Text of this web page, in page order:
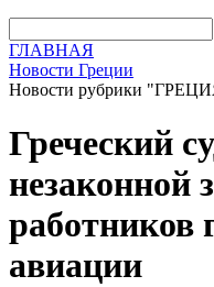
ГЛАВНАЯ
Новости Греции
Новости рубрики
Греческий
незаконной
работников
авиации